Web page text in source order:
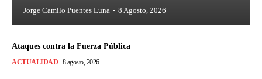
Jorge Camilo Puentes Luna - 8 Agosto, 2026
Ataques contra la Fuerza Pública
ACTUALIDAD 8 agosto, 2026